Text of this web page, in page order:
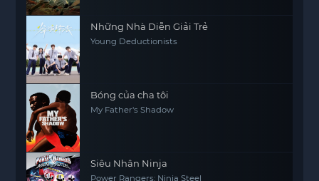
Những Nhà Diễn Giải Trẻ
Young Deductionists
Bóng của cha tôi
My Father's Shadow
Siêu Nhân Ninja
Power Rangers: Ninja Steel